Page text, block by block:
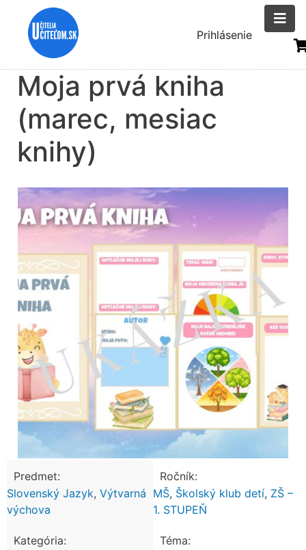
Menu
účtu
Prihlásenie
Moja prvá kniha
(marec, mesiac
knihy)
Predmet:
Slovenský Jazyk, Výtvarná
výchova
Ročník:
MŠ, Školský klub detí, ZŠ –
1. STUPEŇ
Kategória:
Téma: